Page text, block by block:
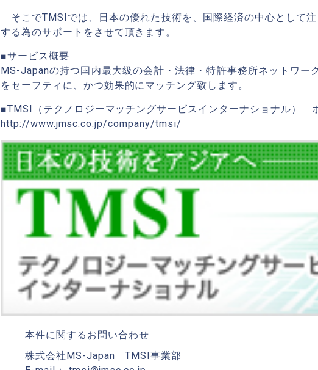
そこでTMSIでは、日本の優れた技術を、国際経済の中心として
する為のサポートをさせて頂きます。
■サービス概要
MS-Japanの持つ国内最大級の会計・法律・特許事務所ネットワー
をセーフティに、かつ効果的にマッチング致します。
■TMSI（テクノロジーマッチングサービスインターナショナル）
http://www.jmsc.co.jp/company/tmsi/
本件に関するお問い合わせ
株式会社MS-Japan TMSI事業部